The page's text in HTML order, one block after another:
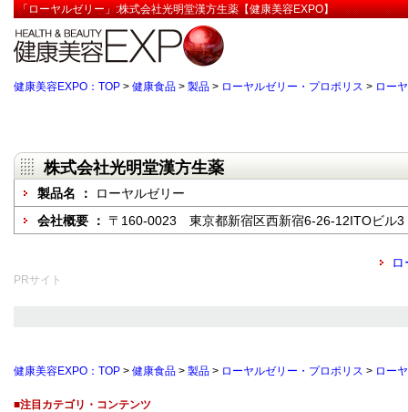
「ローヤルゼリー」:株式会社光明堂漢方生薬【健康美容EXPO】
健康美容EXPO：TOP > 健康食品 > 製品 > ローヤルゼリー・プロポリス > ロー
株式会社光明堂漢方生薬
製品名 ：
ローヤルゼリー
会社概要 ： 〒160-0023 東京都新宿区西新宿6-26-12ITOビル3
PRサイト
健康美容EXPO：TOP > 健康食品 > 製品 > ローヤルゼリー・プロポリス > ロー
■注目カテゴリ・コンテンツ